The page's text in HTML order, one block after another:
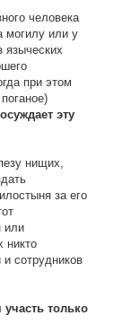
человека
могилу или у
языческих
при этом
эту
нищих,
за его
или
никто
сотрудников
участь только